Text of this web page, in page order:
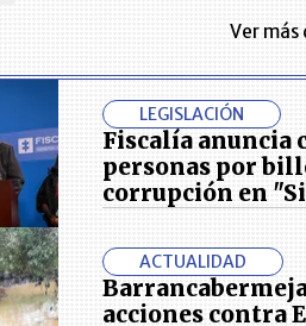
Ver más
LEGISLACIÓN
Fiscalía anuncia
personas por
corrupción en
ACTUALIDAD
acciones contra